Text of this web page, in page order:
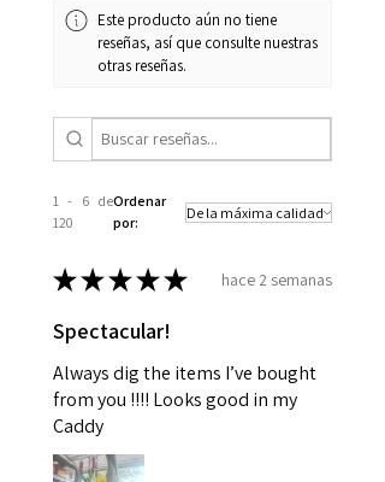
Este producto aún no tiene
reseñas, así que consulte nuestras
otras reseñas.
1 - 6 de
120
Ordenar
por:
★★★★★ hace 2 semanas
Spectacular!
Always dig the items I’ve bought
from you !!!! Looks good in my
Caddy